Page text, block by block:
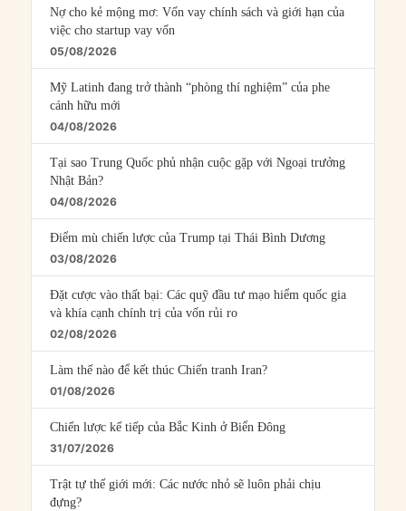
Nợ cho kẻ mộng mơ: Vốn vay chính sách và giới hạn của
việc cho startup vay vốn
05/08/2026
Mỹ Latinh đang trở thành “phòng thí nghiệm” của phe
cánh hữu mới
04/08/2026
Tại sao Trung Quốc phủ nhận cuộc gặp với Ngoại trưởng
Nhật Bản?
04/08/2026
Điểm mù chiến lược của Trump tại Thái Bình Dương
03/08/2026
Đặt cược vào thất bại: Các quỹ đầu tư mạo hiểm quốc gia
và khía cạnh chính trị của vốn rủi ro
02/08/2026
Làm thế nào để kết thúc Chiến tranh Iran?
01/08/2026
Chiến lược kế tiếp của Bắc Kinh ở Biển Đông
31/07/2026
Trật tự thế giới mới: Các nước nhỏ sẽ luôn phải chịu
đựng?